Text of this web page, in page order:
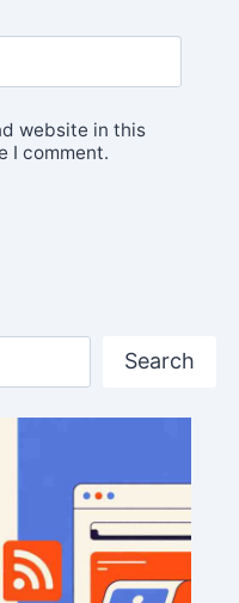
website in this
I comment.
Search